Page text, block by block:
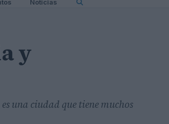
Noticias
y
una ciudad que tiene muchos